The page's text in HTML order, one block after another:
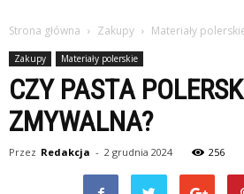
Strona główna Zakupy Materiały
Zakupy Materiały polerskie
CZY PASTA
ZMYWALNA?
Przez Redakcja - 2 grudnia 2024 256